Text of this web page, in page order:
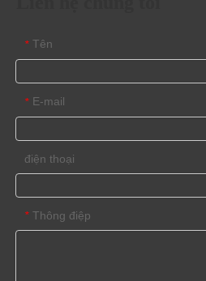
* Tên
* E-mail
điện thoại
* Thông điệp